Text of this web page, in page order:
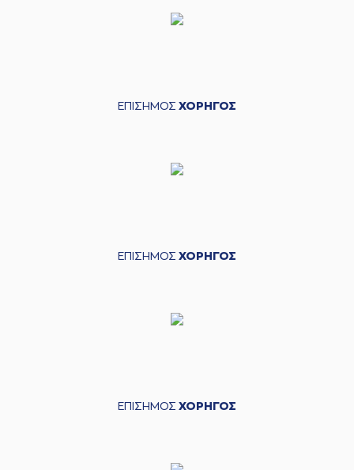
ΕΠΙΣΗΜΟΣ ΧΟΡΗΓΟΣ
ΕΠΙΣΗΜΟΣ ΧΟΡΗΓΟΣ
ΕΠΙΣΗΜΟΣ ΧΟΡΗΓΟΣ